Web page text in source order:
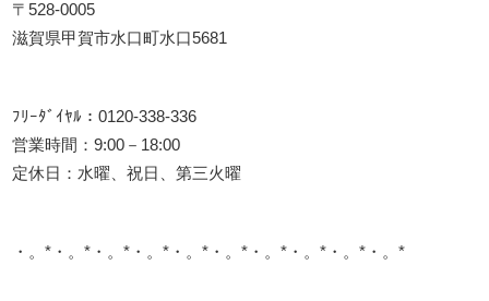
〒528-0005
滋賀県甲賀市水口町水口5681
ﾌﾘｰﾀﾞｲﾔﾙ：0120-338-336
営業時間：9:00－18:00
定休日：水曜、祝日、第三火曜
・。*・。*・。*・。*・。*・。*・。*・。*・。*・。*